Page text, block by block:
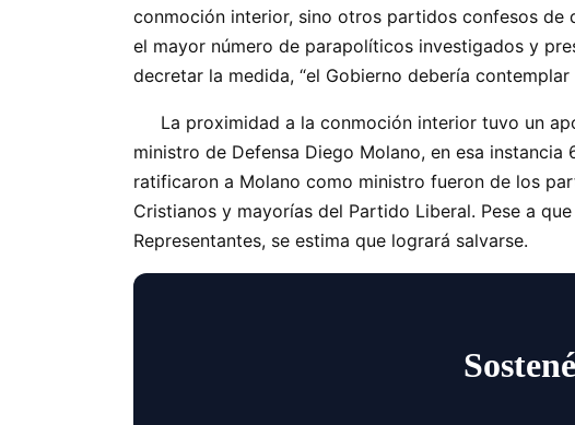
conmoción interior, sino otros partidos confesos de
el mayor número de parapolíticos investigados y
decretar la medida, “el Gobierno debería
La proximidad a la conmoción interior tuvo un
ministro de Defensa Diego Molano, en esa
ratificaron a Molano como ministro fueron de los
Cristianos y mayorías del Partido Liberal. Pese a
Representantes, se estima que logrará salvarse.